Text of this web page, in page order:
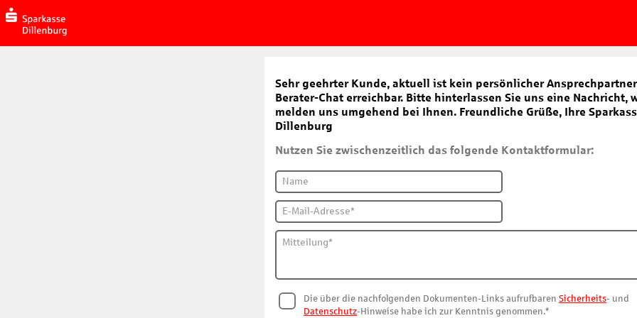
Sehr geehrter Kunde, aktuell ist kein persönlicher
Berater-Chat erreichbar. Bitte hinterlassen Sie uns eine Nachricht,
melden uns umgehend bei Ihnen. Freundliche Grüße, Ihre
Dillenburg
Nutzen Sie zwischenzeitlich das folgende Kontaktformular:
Die über die nachfolgenden Dokumenten-Links aufrufbaren Sicherheits- und
Datenschutz-Hinweise habe ich zur Kenntnis genommen.*